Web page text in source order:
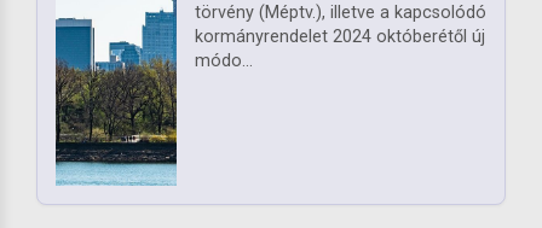
törvény (Méptv.), illetve a kapcsolódó
kormányrendelet 2024 októberétől új
módo...